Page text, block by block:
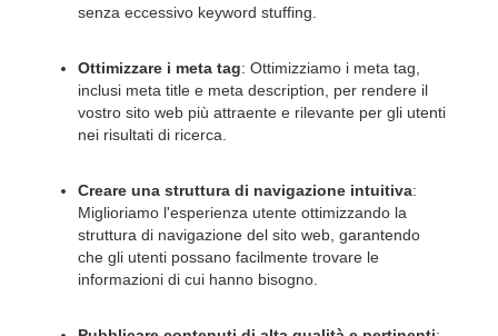
senza eccessivo keyword stuffing.
Ottimizzare i meta tag: Ottimizziamo i meta tag,
inclusi meta title e meta description, per rendere il
vostro sito web più attraente e rilevante per gli utenti
nei risultati di ricerca.
Creare una struttura di navigazione intuitiva:
Miglioriamo l'esperienza utente ottimizzando la
struttura di navigazione del sito web, garantendo
che gli utenti possano facilmente trovare le
informazioni di cui hanno bisogno.